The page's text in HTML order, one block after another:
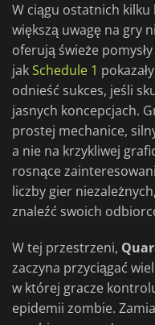
W ciągu ostatnich kilku
większą uwagę na gry
oferują świeże
jakSchedule 1
odnieść sukces, jeśli
jasnych koncepcjach.
prostej mechanice,
a nie na krzykliwej
rosnące
liczby gier
znaleźć swoich
W tej przestrzeni,
zaczyna przyciągać
w której gracze
epidemii zombie.